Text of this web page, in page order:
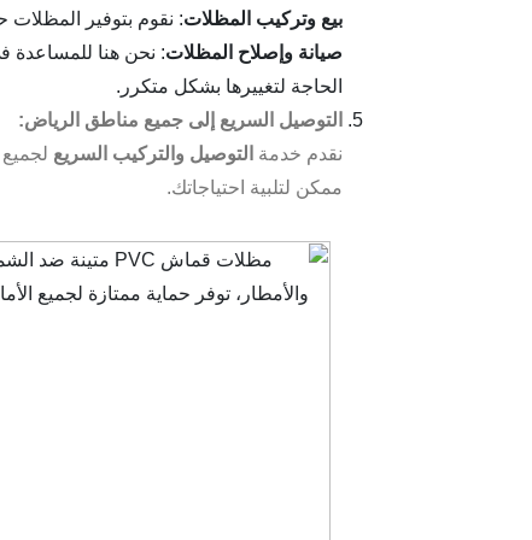
بيع وتركيب المظلات: نقوم بتوفير المظلات
صيانة وإصلاح المظلات: نحن هنا للمساعدة
الحاجة لتغييرها بشكل متكرر.
التوصيل السريع إلى جميع مناطق الرياض:
نقدم خدمة التوصيل والتركيب السريع
ممكن لتلبية احتياجاتك.